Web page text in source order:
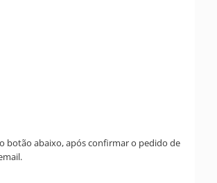
botão abaixo, após confirmar o pedido de